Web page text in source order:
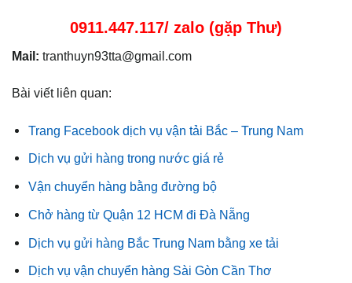
0911.447.117/ zalo (gặp Thư)
Mail: tranthuyn93tta@gmail.com
Bài viết liên quan:
Trang Facebook dịch vụ vận tải Bắc – Trung Nam
Dịch vụ gửi hàng trong nước giá rẻ
Vận chuyển hàng bằng đường bộ
Chở hàng từ Quận 12 HCM đi Đà Nẵng
Dịch vụ gửi hàng Bắc Trung Nam bằng xe tải
Dịch vụ vận chuyển hàng Sài Gòn Cần Thơ